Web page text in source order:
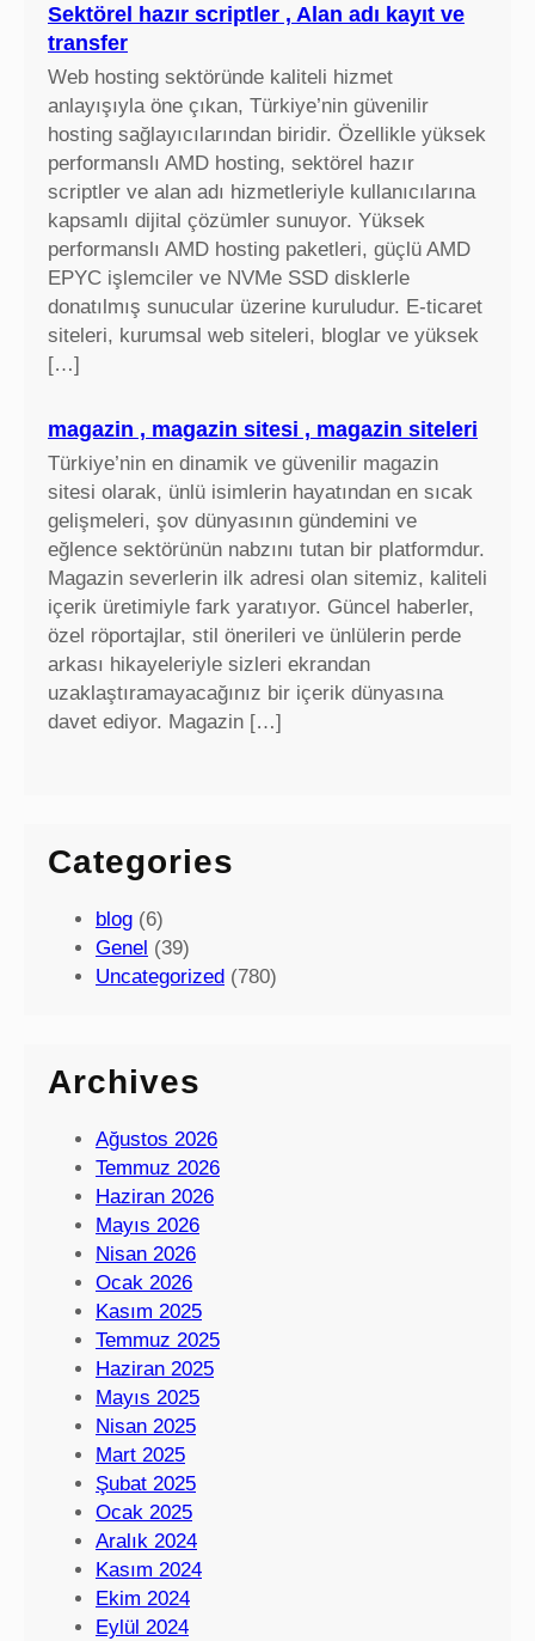
r
,
e
k
a
n
k
a
r
t
i
y
t
l
a
r
ı
Sektörel hazır scriptler , Alan adı kayıt ve
transfer
Web hosting sektöründe kaliteli hizmet
anlayışıyla öne çıkan, Türkiye’nin güvenilir
hosting sağlayıcılarından biridir. Özellikle yüksek
performanslı AMD hosting, sektörel hazır
scriptler ve alan adı hizmetleriyle kullanıcılarına
kapsamlı dijital çözümler sunuyor. Yüksek
performanslı AMD hosting paketleri, güçlü AMD
EPYC işlemciler ve NVMe SSD disklerle
donatılmış sunucular üzerine kuruludur. E-ticaret
siteleri, kurumsal web siteleri, bloglar ve yüksek
[…]
magazin , magazin sitesi , magazin siteleri
Türkiye’nin en dinamik ve güvenilir magazin
sitesi olarak, ünlü isimlerin hayatından en sıcak
gelişmeleri, şov dünyasının gündemini ve
eğlence sektörünün nabzını tutan bir platformdur.
Magazin severlerin ilk adresi olan sitemiz, kaliteli
içerik üretimiyle fark yaratıyor. Güncel haberler,
özel röportajlar, stil önerileri ve ünlülerin perde
arkası hikayeleriyle sizleri ekrandan
uzaklaştıramayacağınız bir içerik dünyasına
davet ediyor. Magazin […]
Categories
blog (6)
Genel (39)
Uncategorized (780)
Archives
Ağustos 2026
Temmuz 2026
Haziran 2026
Mayıs 2026
Nisan 2026
Ocak 2026
Kasım 2025
Temmuz 2025
Haziran 2025
Mayıs 2025
Nisan 2025
Mart 2025
Şubat 2025
Ocak 2025
Aralık 2024
Kasım 2024
Ekim 2024
Eylül 2024